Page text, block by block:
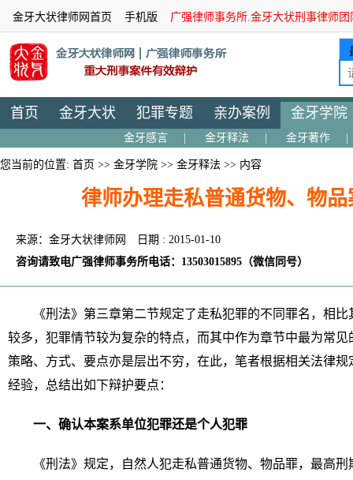
金牙大状律师网首页 手机版 广强律师事务所.金牙大状刑事律师
首页 金牙大状 犯罪专题 亲办案例 金牙学院
金牙感言 金牙释法 金牙著作
您当前的位置: 首页 >> 金牙学院 >> 金牙释法 >> 内容
律师办理走私普通货物、物
来源：金牙大状律师网
日期 : 2015-01-10
咨询请致电广强律师事务所电话：13503015895（微信同号）
《刑法》第三章第二节规定了走私犯罪的不同罪名，相
较多，犯罪情节较为复杂的特点，而其中作为章节中最为常
策略、方式、要点亦是层出不穷，在此，笔者根据相关法律
经验，总结出如下辩护要点：
一、确认本案系单位犯罪还是个人犯罪
《刑法》规定，自然人犯走私普通货物、物品罪，最高